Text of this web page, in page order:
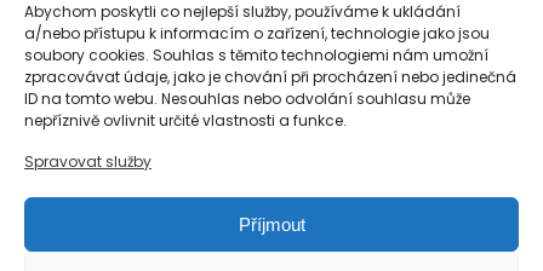
Abychom poskytli co nejlepší služby, používáme k ukládání
a/nebo přístupu k informacím o zařízení, technologie jako jsou
soubory cookies. Souhlas s těmito technologiemi nám umožní
zpracovávat údaje, jako je chování při procházení nebo jedinečná
ID na tomto webu. Nesouhlas nebo odvolání souhlasu může
nepříznivě ovlivnit určité vlastnosti a funkce.
Spravovat služby
Příjmout
O nás
Obchodní podmínky